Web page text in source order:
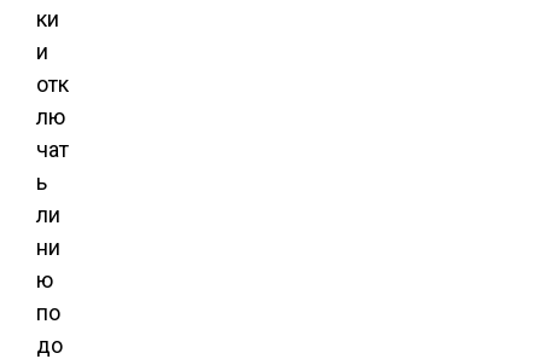
ки
и
отк
лю
чат
ь
ли
ни
ю
по
до